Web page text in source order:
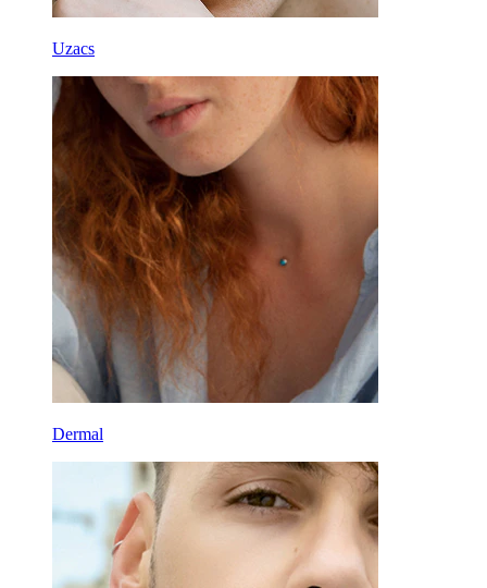
Uzacs
Dermal